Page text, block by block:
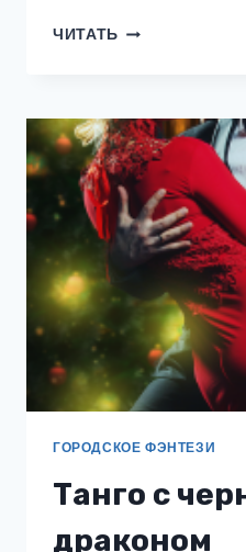
ЧИТАТЬ СУЖЕНАЯ
ГОРОДСКОЕ ФЭНТЕЗИ
Танго с
драконом